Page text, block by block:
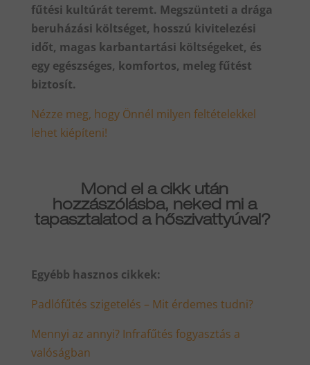
fűtési kultúrát teremt. Megszünteti a drága
beruházási költséget, hosszú kivitelezési
időt, magas karbantartási költségeket, és
egy egészséges, komfortos, meleg fűtést
biztosít.
Nézze meg, hogy Önnél milyen feltételekkel
lehet kiépíteni!
Mond el a cikk után
hozzászólásba, neked mi a
tapasztalatod a hőszivattyúval?
Egyébb hasznos cikkek:
Padlófűtés szigetelés – Mit érdemes tudni?
Mennyi az annyi? Infrafűtés fogyasztás a
valóságban